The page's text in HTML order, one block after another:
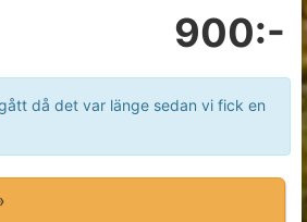
900:-
då det var länge sedan vi fick en